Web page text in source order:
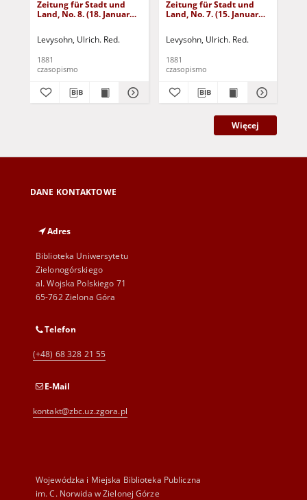
Zeitung für Stadt und
Land, No. 8. (18. Januar
Levysohn, Ulrich. Red.
1881
czasopismo
Zeitung für Stadt und
Land, No. 7. (15. Januar
Levysohn, Ulrich. Red.
1881
czasopismo
Więcej
DANE KONTAKTOWE
Adres
Biblioteka Uniwersytetu
Zielonogórskiego
al. Wojska Polskiego 71
65-762 Zielona Góra
Telefon
(+48) 68 328 21 55
E-Mail
kontakt@zbc.uz.zgora.pl
Wojewódzka i Miejska Biblioteka Publiczna
im. C. Norwida w Zielonej Górze